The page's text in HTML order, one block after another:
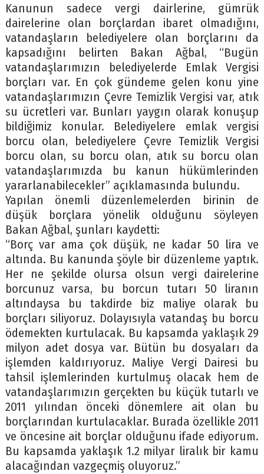
Kanunun sadece vergi dairlerine, gümrük
dairelerine olan borçlardan ibaret olmadığını,
vatandaşların belediyelere olan borçlarını da
kapsadığını belirten Bakan Ağbal, “Bugün
vatandaşlarımızın belediyelerde Emlak Vergisi
borçları var. En çok gündeme gelen konu yine
vatandaşlarımızın Çevre Temizlik Vergisi var, atık
su ücretleri var. Bunları yaygın olarak konuşup
bildiğimiz konular. Belediyelere emlak vergisi
borcu olan, belediyelere Çevre Temizlik Vergisi
borcu olan, su borcu olan, atık su borcu olan
vatandaşlarımızda bu kanun hükümlerinden
yararlanabilecekler” açıklamasında bulundu.
Yapılan önemli düzenlemelerden birinin de
düşük borçlara yönelik olduğunu söyleyen
Bakan Ağbal, şunları kaydetti:
“Borç var ama çok düşük, ne kadar 50 lira ve
altında. Bu kanunda şöyle bir düzenleme yaptık.
Her ne şekilde olursa olsun vergi dairelerine
borcunuz varsa, bu borcun tutarı 50 liranın
altındaysa bu takdirde biz maliye olarak bu
borçları siliyoruz. Dolayısıyla vatandaş bu borcu
ödemekten kurtulacak. Bu kapsamda yaklaşık 29
milyon adet dosya var. Bütün bu dosyaları da
işlemden kaldırıyoruz. Maliye Vergi Dairesi bu
tahsil işlemlerinden kurtulmuş olacak hem de
vatandaşlarımızın gerçekten bu küçük tutarlı ve
2011 yılından önceki dönemlere ait olan bu
borçlarından kurtulacaklar. Burada özellikle 2011
ve öncesine ait borçlar olduğunu ifade ediyorum.
Bu kapsamda yaklaşık 1.2 milyar liralık bir kamu
alacağından vazgeçmiş oluyoruz.”